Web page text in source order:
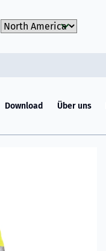
Choose Market
Download Über uns